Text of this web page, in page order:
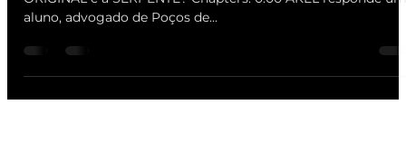
aluno, advogado de Poços de...